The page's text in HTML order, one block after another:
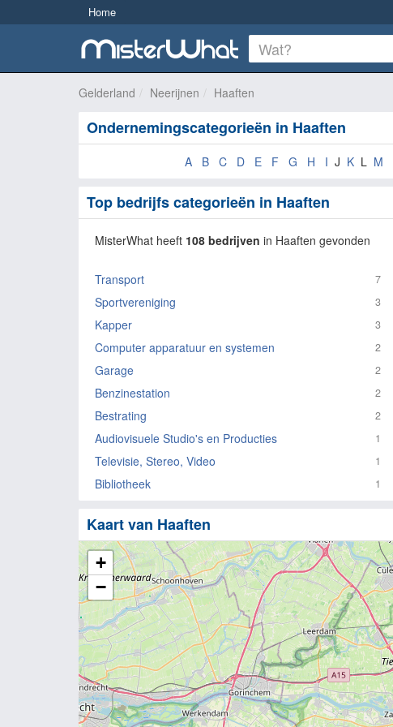
Home
Gelderland Neerijnen Haaften
Ondernemingscategorieën in Haaften
A B C D E F G H I J K L M
Top bedrijfs categorieën in Haaften
MisterWhat heeft 108 bedrijven in Haaften gevonden
Transport 7
Sportvereniging 3
Kapper 3
Computer apparatuur en systemen 2
Garage 2
Benzinestation 2
Bestrating 2
Audiovisuele Studio's en Producties 1
Televisie, Stereo, Video 1
Bibliotheek 1
Kaart van Haaften
+
−